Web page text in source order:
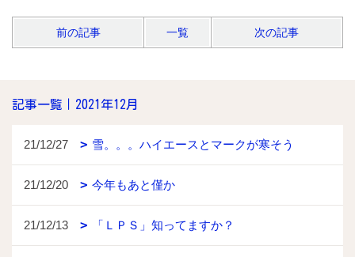
前の記事 一覧 次の記事
記事一覧｜2021年12月
21/12/27 雪。。。ハイエースとマークが寒そう
21/12/20 今年もあと僅か
21/12/13 「ＬＰＳ」知ってますか？